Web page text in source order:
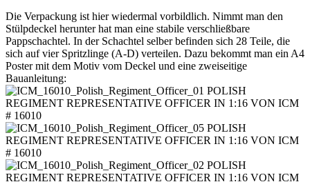
Die Verpackung ist hier wiedermal vorbildlich. Nimmt man den
Stülpdeckel herunter hat man eine stabile verschließbare
Pappschachtel. In der Schachtel selber befinden sich 28 Teile, die
sich auf vier Spritzlinge (A-D) verteilen. Dazu bekommt man ein A4
Poster mit dem Motiv vom Deckel und eine zweiseitige
Bauanleitung: